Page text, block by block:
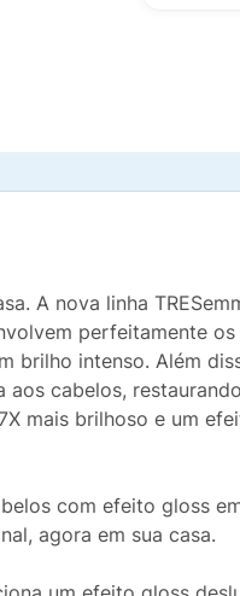
A nova linha
perfeitamente
brilho intenso. Além
cabelos,
mais brilhoso e um
com efeito gloss
agora em sua casa.